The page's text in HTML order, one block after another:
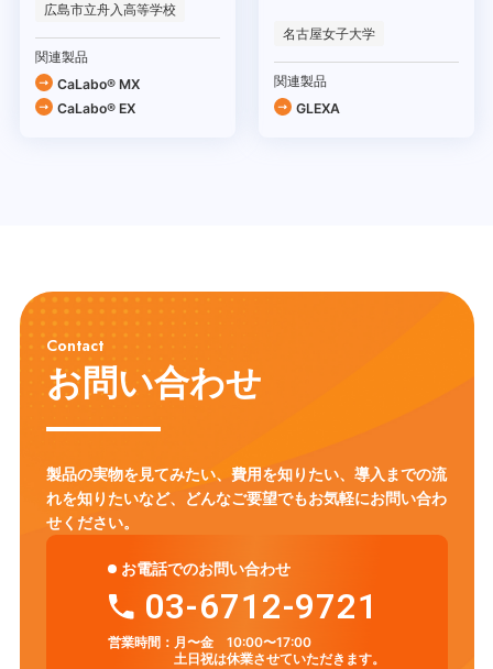
広島市立舟入高等学校
関連製品
CaLabo® MX
CaLabo® EX
名古屋女子大学
関連製品
GLEXA
Contact
お問い合わせ
製品の実物を見てみたい、費用を知りたい、導入までの流
れを知りたいなど、
どんなご要望でもお気軽にお問い合わ
せください。
お電話でのお問い合わせ
03-6712-9721
営業時間： 月〜金 10:00〜17:00
土日祝は休業させていただきます。